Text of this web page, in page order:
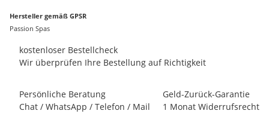
Hersteller gemäß GPSR
Passion Spas
kostenloser Bestellcheck
Wir überprüfen Ihre Bestellung auf Richtigkeit
Persönliche Beratung
Chat / WhatsApp / Telefon / Mail
Geld-Zurück-Garantie
1 Monat Widerrufsrecht